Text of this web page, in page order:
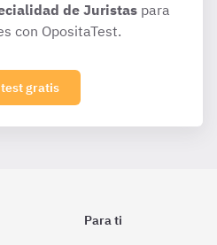
de Juristaspara
con OpositaTest.
gratis
Para ti